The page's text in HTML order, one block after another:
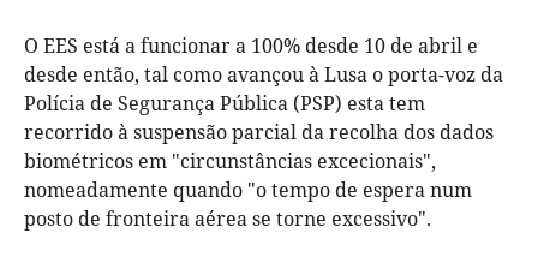
O EES está a funcionar a 100% desde 10 de abril e
desde então, tal como avançou à Lusa o porta-voz da
Polícia de Segurança Pública (PSP) esta tem
recorrido à suspensão parcial da recolha dos dados
biométricos em "circunstâncias excecionais",
nomeadamente quando "o tempo de espera num
posto de fronteira aérea se torne excessivo".